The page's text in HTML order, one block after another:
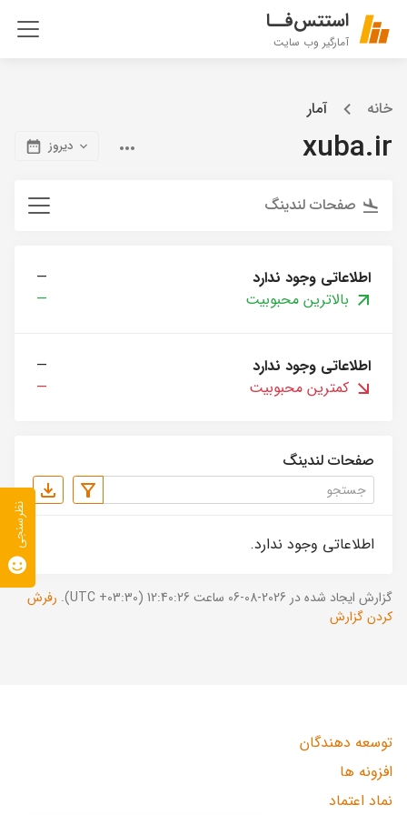
استتس‌فــا
آمارگیر وب سایت
خانه آمار
xuba.ir دیروز
صفحات لندینگ
اطلاعاتی وجود ندارد
—
بالاترین محبوبیت
—
اطلاعاتی وجود ندارد
—
کمترین محبوبیت
—
صفحات لندینگ
اطلاعاتی وجود ندارد.
گزارش ایجاد شده در 2026-08-06 ساعت 12:40:26 (UTC +03:30).
رفرش
کردن گزارش
توسعه دهندگان
افزونه ها
نماد اعتماد
نظرسنجی